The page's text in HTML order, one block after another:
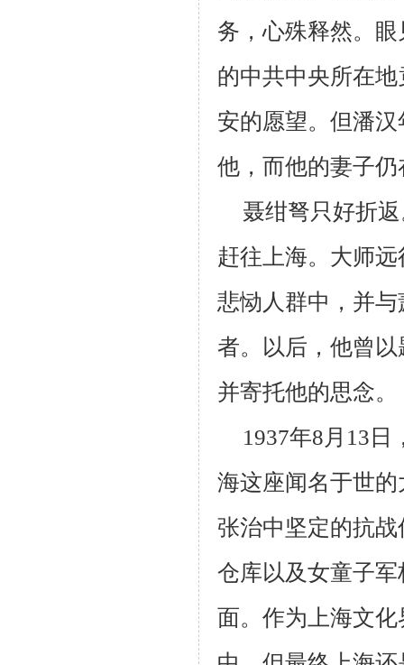
务，心殊释然。
的中共中央所在
安的愿望。但潘
他，而他的妻子
聂绀弩只好折
赶往上海。大师
悲恸人群中，并
者。以后，他曾
并寄托他的思念。
1937年8月13
海这座闻名于世
张治中坚定的抗
仓库以及女童子
面。作为上海文